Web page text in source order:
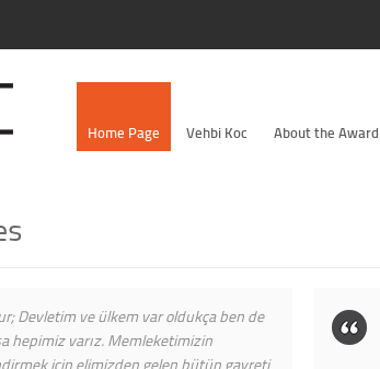
Home Page Vehbi Koc About the Award
Devletim ve ülkem var oldukça ben de
hepimiz varız. Memleketimizin
için elimizden gelen bütün gayreti